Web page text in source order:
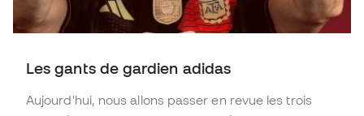
Les gants de gardien adidas
Aujourd'hui, nous allons passer en revue les trois